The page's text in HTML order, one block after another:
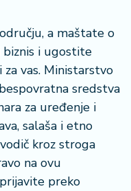
a maštate o
i ugostite
vas. Ministarstvo
sredstva
za uređenje i
salaša i etno
kroz stroga
na ovu
preko